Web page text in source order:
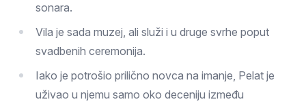
sonara.
Vila je sada muzej, ali služi i u druge svrhe poput
svadbenih ceremonija.
Iako je potrošio prilično novca na imanje, Pelat je
uživao u njemu samo oko deceniju između